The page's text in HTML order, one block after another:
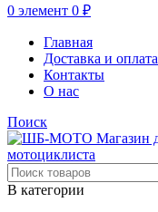
0 элемент 0 ₽
Главная
Доставка и оплата
Контакты
О нас
Поиск
В категории